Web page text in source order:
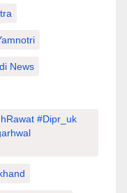
News
#dipr_uk